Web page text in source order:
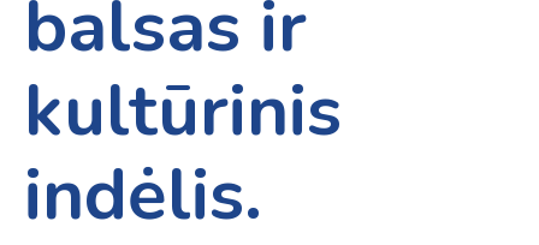
balsas ir
kultūrinis
indėlis.